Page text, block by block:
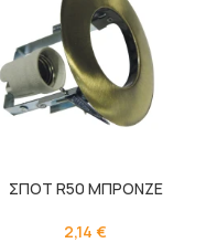
ΣΠΟΤ R50 ΜΠΡΟΝΖΕ
2,14 €